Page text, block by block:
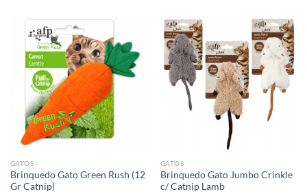
GATOS
Brinquedo Gato Green Rush (12
Gr Catnip)
GATOS
Brinquedo Gato Jumbo Crinkle
c/ Catnip Lamb